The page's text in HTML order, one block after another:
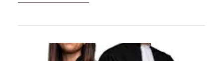
rechtssysteem. In België hebben mensen die
onvoldoende financiële middelen hebben,…